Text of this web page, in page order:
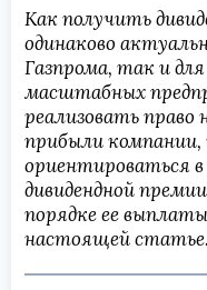
Как получить
одинаково
Газпрома, так и
масштабных
реализовать право
прибыли компании,
ориентироваться
дивидендной
порядке ее
настоящей статье.